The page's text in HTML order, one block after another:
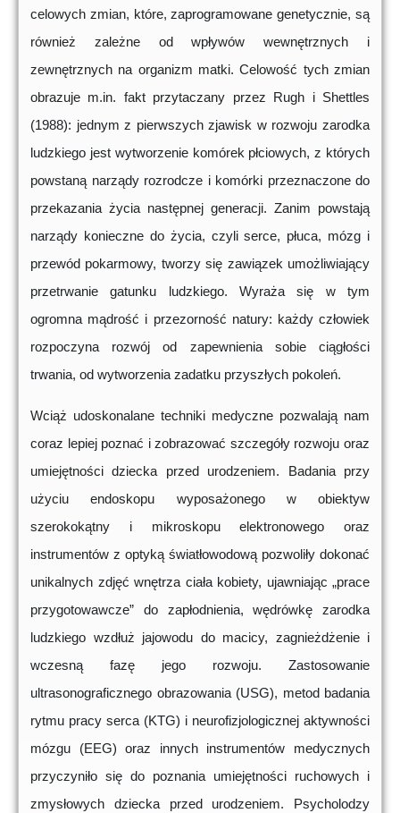
celowych zmian, które, zaprogramowane genetycznie, są
również zależne od wpływów wewnętrznych i
zewnętrznych na organizm matki. Celowość tych zmian
obrazuje m.in. fakt przytaczany przez Rugh i Shettles
(1988): jednym z pierwszych zjawisk w rozwoju zarodka
ludzkiego jest wytworzenie komórek płciowych, z których
powstaną narządy rozrodcze i komórki przeznaczone do
przekazania życia następnej generacji. Zanim powstają
narządy konieczne do życia, czyli serce, płuca, mózg i
przewód pokarmowy, tworzy się zawiązek umożliwiający
przetrwanie gatunku ludzkiego. Wyraża się w tym
ogromna mądrość i przezorność natury: każdy człowiek
rozpoczyna rozwój od zapewnienia sobie ciągłości
trwania, od wytworzenia zadatku przyszłych pokoleń.
Wciąż udoskonalane techniki medyczne pozwalają nam
coraz lepiej poznać i zobrazować szczegóły rozwoju oraz
umiejętności dziecka przed urodzeniem. Badania przy
użyciu endoskopu wyposażonego w obiektyw
szerokokątny i mikroskopu elektronowego oraz
instrumentów z optyką światłowodową pozwoliły dokonać
unikalnych zdjęć wnętrza ciała kobiety, ujawniając „prace
przygotowawcze” do zapłodnienia, wędrówkę zarodka
ludzkiego wzdłuż jajowodu do macicy, zagnieżdżenie i
wczesną fazę jego rozwoju. Zastosowanie
ultrasonograficznego obrazowania (USG), metod badania
rytmu pracy serca (KTG) i neurofizjologicznej aktywności
mózgu (EEG) oraz innych instrumentów medycznych
przyczyniło się do poznania umiejętności ruchowych i
zmysłowych dziecka przed urodzeniem. Psycholodzy